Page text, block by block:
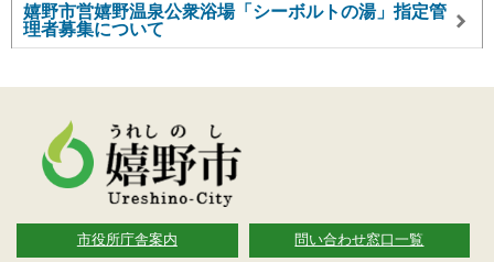
嬉野市営嬉野温泉公衆浴場「シーボルトの湯」指定管
理者募集について
市役所庁舎案内 問い合わせ窓口一覧